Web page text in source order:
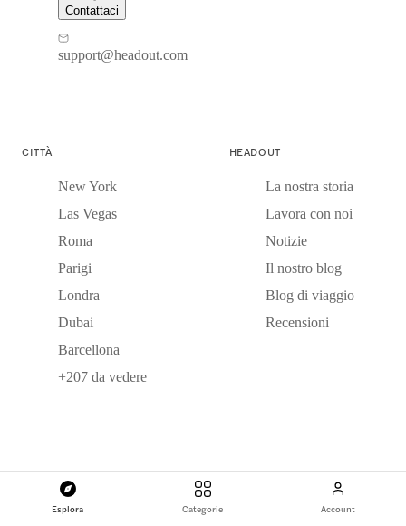
Esplora Categorie Account
Contattaci
support@headout.com
CITTÀ
New York
Las Vegas
Roma
Parigi
Londra
Dubai
Barcellona
+207 da vedere
HEADOUT
La nostra storia
Lavora con noi
Notizie
Il nostro blog
Blog di viaggio
Recensioni
I NOSTRI PARTNER
Fornitori di esperienze